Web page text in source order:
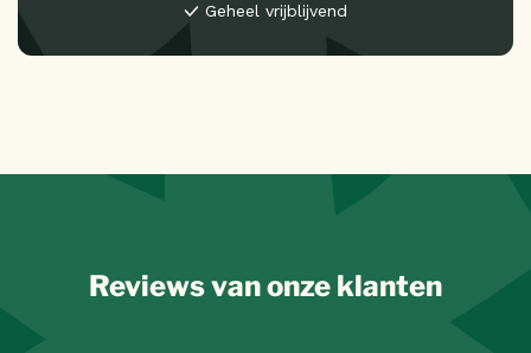
Geheel vrijblijvend
Reviews van onze klanten